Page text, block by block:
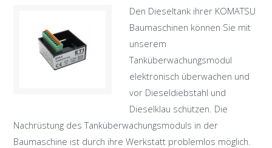
Den Dieseltank ihrer KOMATSU
Baumaschinen können Sie mit
unserem
Tanküberwachungsmodul
elektronisch überwachen und
vor Dieseldiebstahl und
Dieselklau schützen. Die
Nachrüstung des Tanküberwachungsmoduls in der
Baumaschine ist durch ihre Werkstatt problemlos möglich.